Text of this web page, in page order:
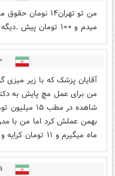
میدم و ۱۰۰ تومان پیش .دیگه تو تهران جای ماندن نیست
آقایان پزشک که با زیر میزی
من برای عمل مچ پایش به دکتر
شاهده در
ماه میگیرم و ۱۱ تومان کرایه و ۱۰۰ تومان پول پیش دادم .